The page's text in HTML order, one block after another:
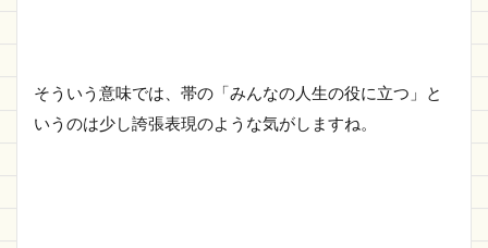
そういう意味では、帯の「みんなの人生の役に立つ」と
いうのは少し誇張表現のような気がしますね。